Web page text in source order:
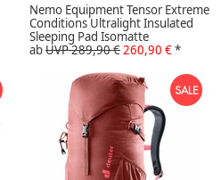
Nemo Equipment Tensor Extreme
Conditions Ultralight Insulated
Sleeping Pad Isomatte
abUVP 289,90 €260,90 €*